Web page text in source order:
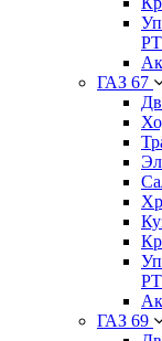
ГАЗ 67
ГАЗ 69